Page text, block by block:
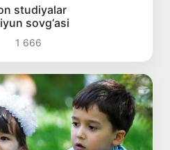
studiyalar
sovg‘asi
1 666